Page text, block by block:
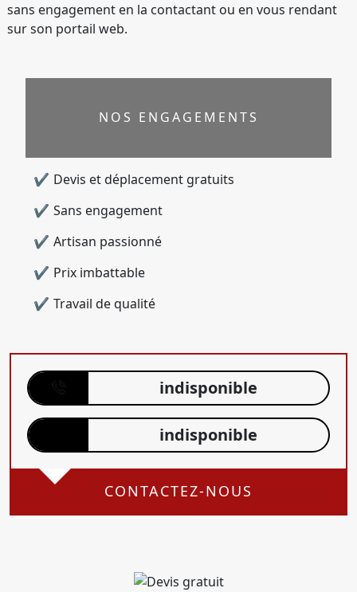
sans engagement en la contactant ou en vous rendant
sur son portail web.
NOS ENGAGEMENTS
Devis et déplacement gratuits
Sans engagement
Artisan passionné
Prix imbattable
Travail de qualité
indisponible
indisponible
CONTACTEZ-NOUS